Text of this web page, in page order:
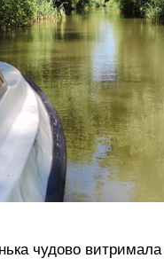
чудово